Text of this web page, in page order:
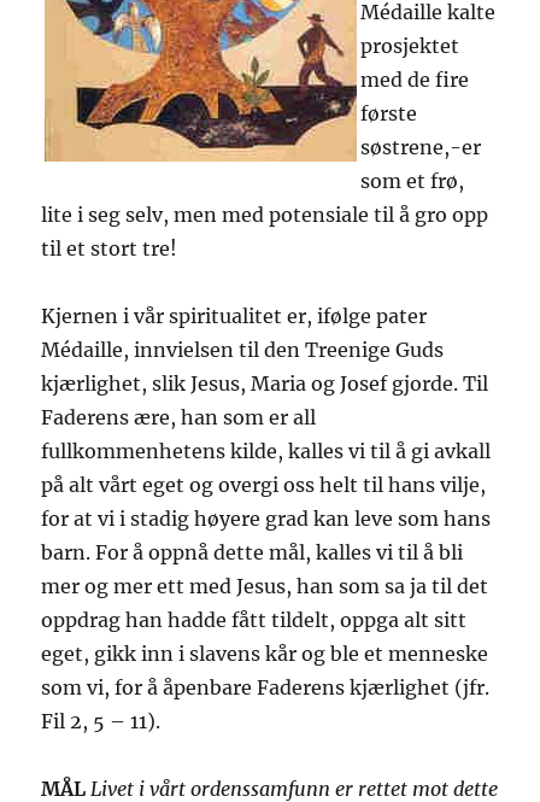
Médaille kalte
prosjektet
med de fire
første
søstrene,-er
som et frø,
lite i seg selv, men med potensiale til å gro opp
til et stort tre!
Kjernen i vår spiritualitet er, ifølge pater
Médaille, innvielsen til den Treenige Guds
kjærlighet, slik Jesus, Maria og Josef gjorde. Til
Faderens ære, han som er all
fullkommenhetens kilde, kalles vi til å gi avkall
på alt vårt eget og overgi oss helt til hans vilje,
for at vi i stadig høyere grad kan leve som hans
barn. For å oppnå dette mål, kalles vi til å bli
mer og mer ett med Jesus, han som sa ja til det
oppdrag han hadde fått tildelt, oppga alt sitt
eget, gikk inn i slavens kår og ble et menneske
som vi, for å åpenbare Faderens kjærlighet (jfr.
Fil 2, 5 – 11).
MÅL Livet i vårt ordenssamfunn er rettet mot dette